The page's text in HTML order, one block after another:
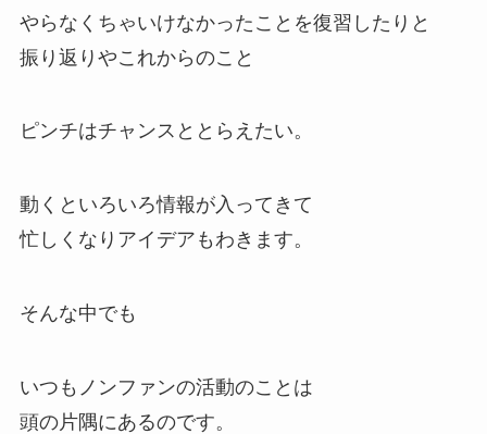
やらなくちゃいけなかったことを復習したりと
振り返りやこれからのこと
ピンチはチャンスととらえたい。
動くといろいろ情報が入ってきて
忙しくなりアイデアもわきます。
そんな中でも
いつもノンファンの活動のことは
頭の片隅にあるのです。